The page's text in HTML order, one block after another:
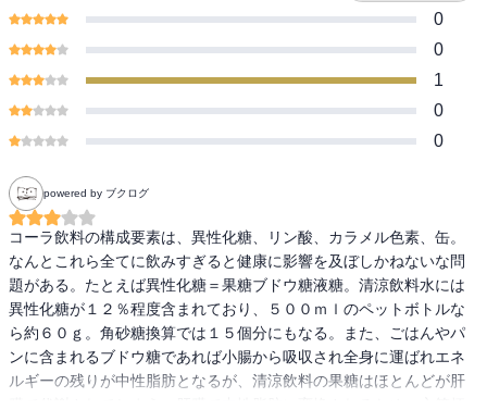
0
0
1
0
0
powered by ブクログ
コーラ飲料の構成要素は、異性化糖、リン酸、カラメル色素、缶。
なんとこれら全てに飲みすぎると健康に影響を及ぼしかねないな問
題がある。たとえば異性化糖＝果糖ブドウ糖液糖。清涼飲料水には
異性化糖が１２％程度含まれており、５００ｍｌのペットボトルな
ら約６０ｇ。角砂糖換算では１５個分にもなる。また、ごはんやパ
ンに含まれるブドウ糖であれば小腸から吸収され全身に運ばれエネ
ルギーの残りが中性脂肪となるが、清涼飲料の果糖はほとんどが肝